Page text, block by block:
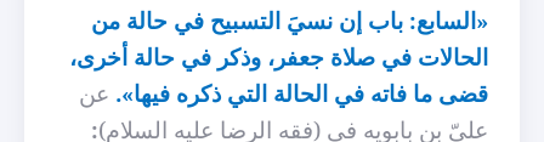
«السابع: باب إن نسيَ التسبيح في حالة من
الحالات في صلاة جعفر، وذكر في حالة أخرى،
قضى ما فاته في الحالة التي ذكره فيها». عن
عليّ بن بابويه في (فقه الرضا عليه السلام):